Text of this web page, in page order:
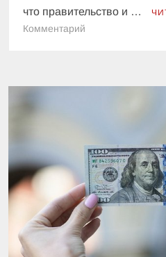
что правительство и …
Комментарий
на
газ
для
населения